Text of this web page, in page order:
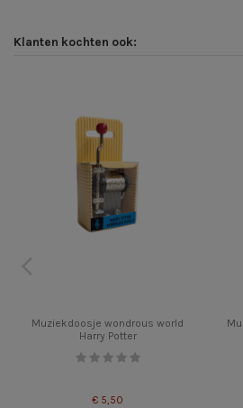
Klanten kochten ook:
Muziekdoosje wondrous world
Harry Potter
€ 5,50